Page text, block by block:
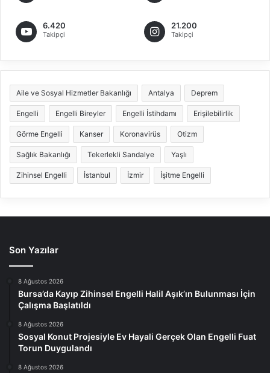
6.420
Takipçi
21.200
Takipçi
Aile ve Sosyal Hizmetler Bakanlığı Antalya Deprem
Engelli Engelli Bireyler Engelli İstihdamı Erişilebilirlik
Görme Engelli Kanser Koronavirüs Otizm
Sağlık Bakanlığı Tekerlekli Sandalye Yaşlı
Zihinsel Engelli İstanbul İzmir İşitme Engelli
Son Yazılar
8 Ağustos 2026
Bursa’da Kayıp Zihinsel Engelli Halil Aşık’ın Bulunması İçin
Çalışma Başlatıldı
8 Ağustos 2026
Sosyal Konut Projesiyle Ev Hayali Gerçek Olan Engelli Fuat
Torun Duygulandı
8 Ağustos 2026